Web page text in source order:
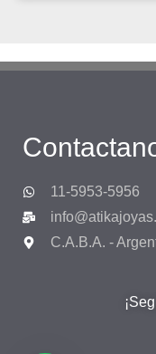
11-5953-5956
C.A.B.A. -